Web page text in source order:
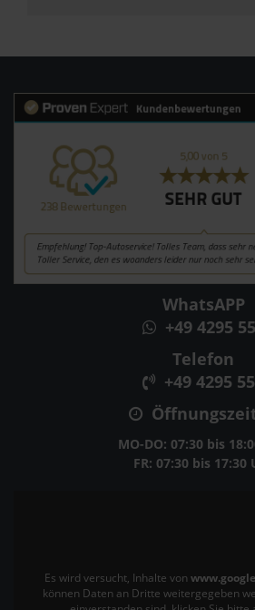
WhatsAPP
+49 4295
Telefon
+49 4295
MO-DO: 07:30 bis
FR: 07:30 bis 17:30
Es wird versucht, Inhalte von
können Daten an Dritte weitergegeben